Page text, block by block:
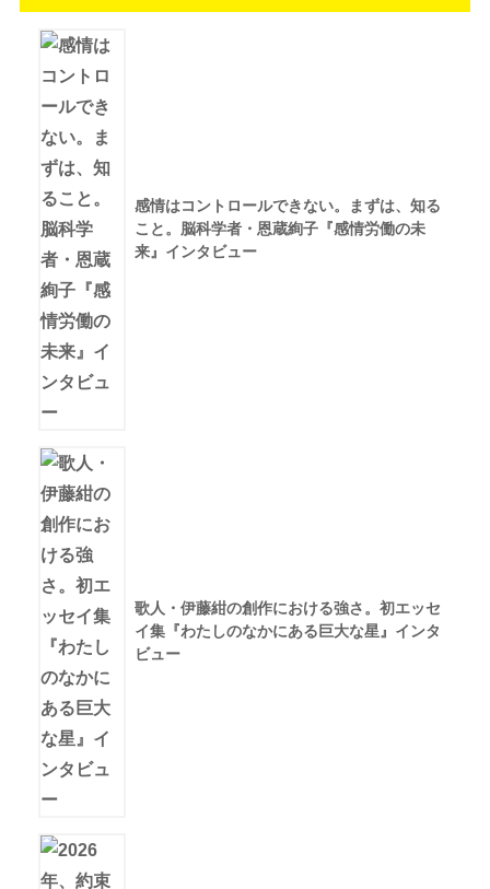
感情はコントロールできない。まずは、知る
こと。脳科学者・恩蔵絢子『感情労働の未
来』インタビュー
歌人・伊藤紺の創作における強さ。初エッセ
イ集『わたしのなかにある巨大な星』インタ
ビュー